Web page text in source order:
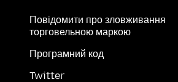
Повідомити про зловживання
торговельною маркою
Програмний код
Twitter